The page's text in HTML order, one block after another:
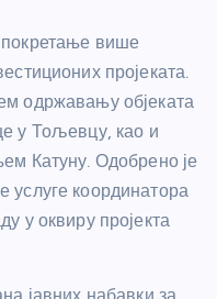
више
пројеката.
одржавању објеката
у Тољевцу, као и
Катуну. Одобрено је
услуге координатора
у оквиру пројекта